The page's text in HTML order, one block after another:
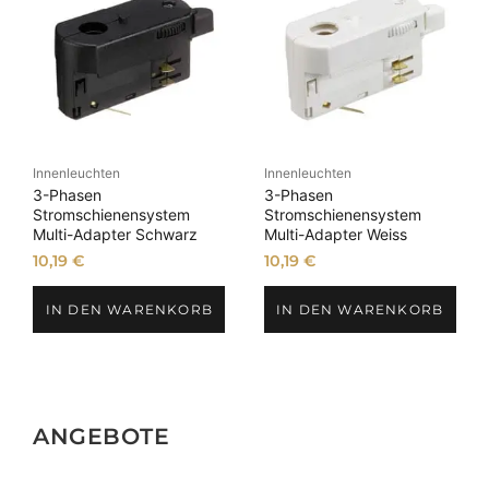
Innenleuchten
3-Phasen
Stromschienensystem
Multi-Adapter Schwarz
10,19€
IN DEN WARENKORB
Innenleuchten
3-Phasen
Stromschienensystem
Multi-Adapter Weiss
10,19 €
IN DEN WARENKORB
ANGEBOTE